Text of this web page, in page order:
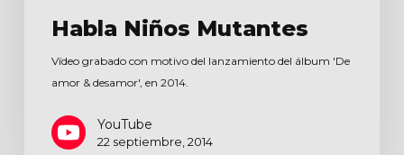
Habla Niños Mutantes
Vídeo grabado con motivo del lanzamiento del álbum 'De
amor & desamor', en 2014.
YouTube
22 septiembre, 2014